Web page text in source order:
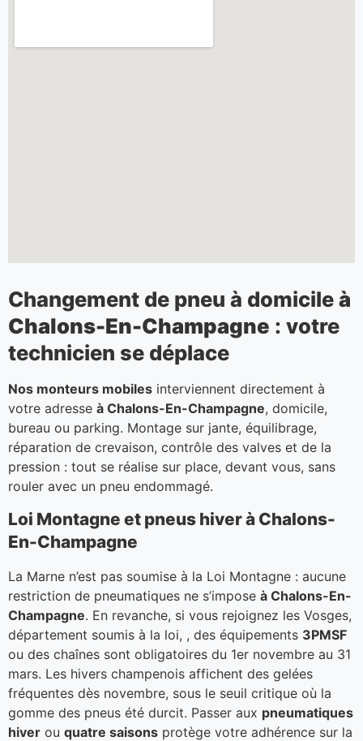
Changement de pneu à domicileà
Chalons-En-Champagne : votre
technicien se déplace
Nos monteurs mobiles interviennent directement à
votre adresse à Chalons-En-Champagne, domicile,
bureau ou parking. Montage sur jante, équilibrage,
réparation de crevaison, contrôle des valves et de la
pression : tout se réalise sur place, devant vous, sans
rouler avec un pneu endommagé.
Loi Montagne et pneus hiver à Chalons-
En-Champagne
La Marne n’est pas soumise à la Loi Montagne : aucune
restriction de pneumatiques ne s’impose à Chalons-En-
Champagne. En revanche, si vous rejoignez les Vosges,
département soumis à la loi, , des équipements 3PMSF
ou des chaînes sont obligatoires du 1er novembre au 31
mars. Les hivers champenois affichent des gelées
fréquentes dès novembre, sous le seuil critique où la
gomme des pneus été durcit. Passer aux pneumatiques
hiver ou quatre saisons protège votre adhérence sur la